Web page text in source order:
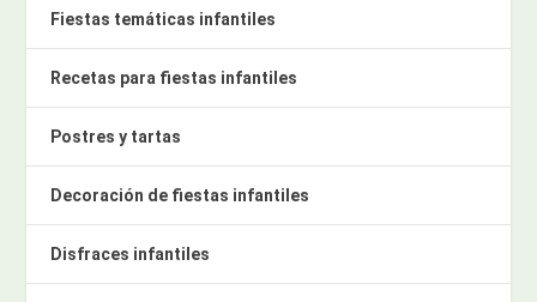
Fiestas temáticas infantiles
Recetas para fiestas infantiles
Postres y tartas
Decoración de fiestas infantiles
Disfraces infantiles